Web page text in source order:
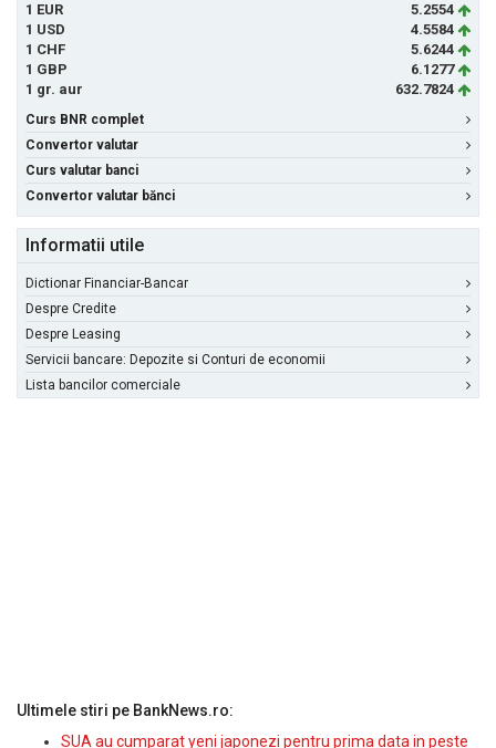
1 EUR
5.2554
1 USD
4.5584
1 CHF
5.6244
1 GBP
6.1277
1 gr. aur
632.7824
Curs BNR complet
Convertor valutar
Curs valutar banci
Convertor valutar bănci
Informatii utile
Dictionar Financiar-Bancar
Despre Credite
Despre Leasing
Servicii bancare: Depozite si Conturi de economii
Lista bancilor comerciale
Ultimele stiri pe BankNews.ro:
SUA au cumparat yeni japonezi pentru prima data in peste